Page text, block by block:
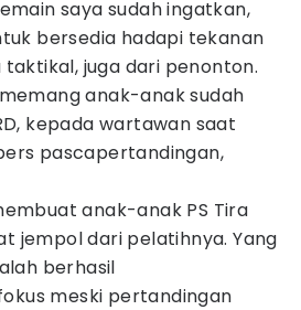
saya sudah ingatkan,
bersedia hadapi tekanan
juga dari penonton.
anak-anak sudah
kepada wartawan saat
pascapertandingan,
anak-anak PS Tira
jempol dari pelatihnya. Yang
berhasil
meski pertandingan